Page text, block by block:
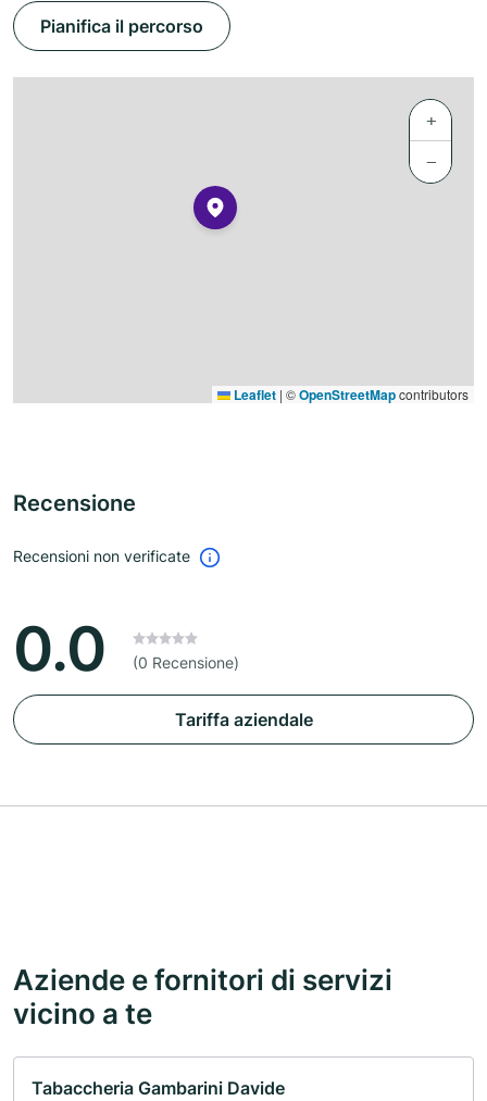
Pianifica il percorso
+
−
Leaflet | ©OpenStreetMapcontributors
Recensione
Recensioni non verificate
0.0 (0 Recensione)
Tariffa aziendale
Aziende e fornitori di servizi
vicino a te
Tabaccheria Gambarini Davide